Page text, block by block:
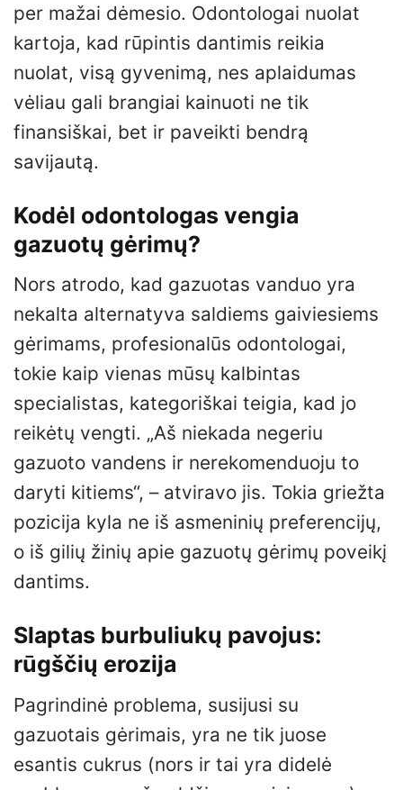
per mažai dėmesio. Odontologai nuolat
kartoja, kad rūpintis dantimis reikia
nuolat, visą gyvenimą, nes aplaidumas
vėliau gali brangiai kainuoti ne tik
finansiškai, bet ir paveikti bendrą
savijautą.
Kodėl odontologas vengia
gazuotų gėrimų?
Nors atrodo, kad gazuotas vanduo yra
nekalta alternatyva saldiems gaiviesiems
gėrimams, profesionalūs odontologai,
tokie kaip vienas mūsų kalbintas
specialistas, kategoriškai teigia, kad jo
reikėtų vengti. „Aš niekada negeriu
gazuoto vandens ir nerekomenduoju to
daryti kitiems“, – atviravo jis. Tokia griežta
pozicija kyla ne iš asmeninių preferencijų,
o iš gilių žinių apie gazuotų gėrimų poveikį
dantims.
Slaptas burbuliukų pavojus:
rūgščių erozija
Pagrindinė problema, susijusi su
gazuotais gėrimais, yra ne tik juose
esantis cukrus (nors ir tai yra didelė